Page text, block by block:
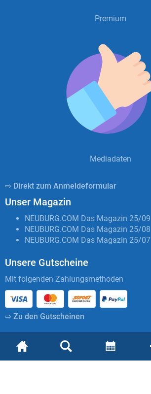
Premium
Mediadaten
⇨ Direkt zum Anmeldeformular
Unser Magazin
NEUBURG.COM Das Magazin 25/09
NEUBURG.COM Das Magazin 25/08
NEUBURG.COM Das Magazin 25/07
Unsere Gutscheine
Mit folgenden Zahlungsmethoden
⇨ Zu den Gutscheinen